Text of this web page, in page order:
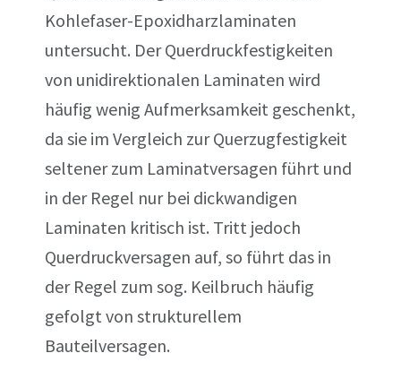
Kohlefaser-Epoxidharzlaminaten
untersucht. Der Querdruckfestigkeiten
von unidirektionalen Laminaten wird
häufig wenig Aufmerksamkeit geschenkt,
da sie im Vergleich zur Querzugfestigkeit
seltener zum Laminatversagen führt und
in der Regel nur bei dickwandigen
Laminaten kritisch ist. Tritt jedoch
Querdruckversagen auf, so führt das in
der Regel zum sog. Keilbruch häufig
gefolgt von strukturellem
Bauteilversagen.